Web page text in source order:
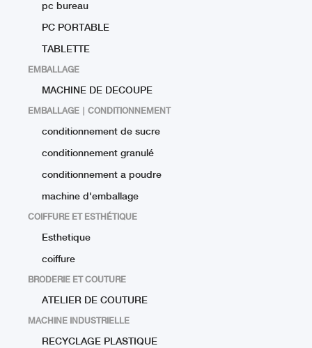
pc bureau
PC PORTABLE
TABLETTE
EMBALLAGE
MACHINE DE DECOUPE
EMBALLAGE ∣ CONDITIONNEMENT
conditionnement de sucre
conditionnement granulé
conditionnement a poudre
machine d'emballage
COIFFURE ET ESTHÉTIQUE
Esthetique
coiffure
BRODERIE ET COUTURE
ATELIER DE COUTURE
MACHINE INDUSTRIELLE
RECYCLAGE PLASTIQUE